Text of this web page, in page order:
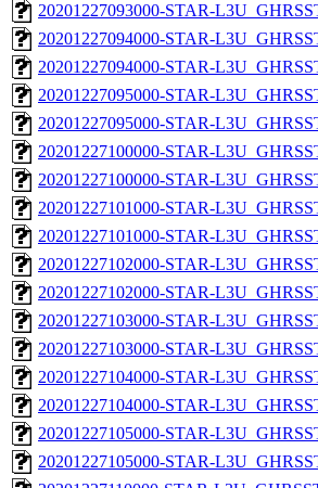
20201227093000-STAR-
20201227094000-STAR-
20201227094000-STAR-
20201227095000-STAR-
20201227095000-STAR-
20201227100000-STAR-
20201227100000-STAR-
20201227101000-STAR-
20201227101000-STAR-
20201227102000-STAR-
20201227102000-STAR-
20201227103000-STAR-
20201227103000-STAR-
20201227104000-STAR-
20201227104000-STAR-
20201227105000-STAR-
20201227105000-STAR-